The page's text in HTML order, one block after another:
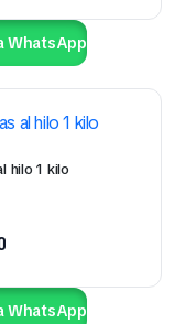
WhatsApp
hilo 1 kilo
WhatsApp